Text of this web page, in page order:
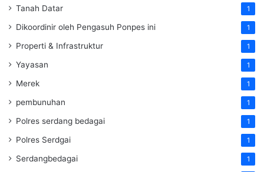
Tanah Datar 1
Dikoordinir oleh Pengasuh Ponpes ini 1
Properti & Infrastruktur 1
Yayasan 1
Merek 1
pembunuhan 1
Polres serdang bedagai 1
Polres Serdgai 1
Serdangbedagai 1